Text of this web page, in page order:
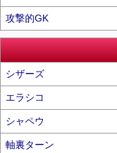
攻撃的GK
シザーズ
エラシコ
シャペウ
軸裏ターン